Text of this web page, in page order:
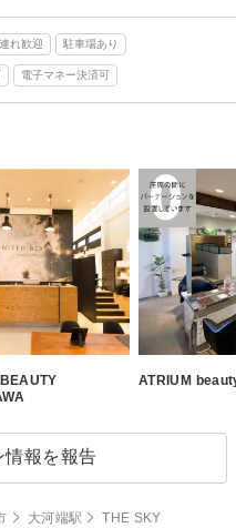
れ歓迎 駐車場あり
電子マネー決済可
ATRIUM
情報を報告
大河端駅 THE SKY